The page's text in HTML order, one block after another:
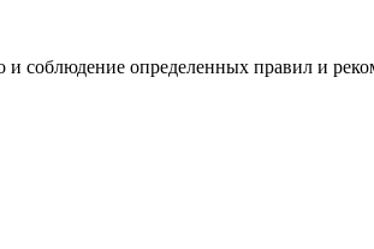
и соблюдение определенных правил и